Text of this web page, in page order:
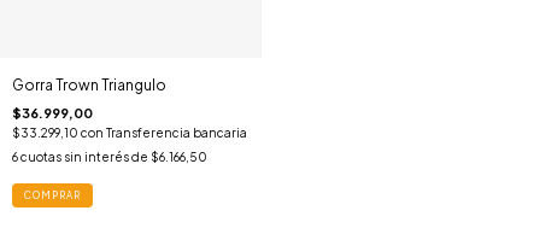
Gorra Trown Triangulo
$36.999,00
$33.299,10 con Transferencia bancaria
6cuotas sin interés de $6.166,50
COMPRAR